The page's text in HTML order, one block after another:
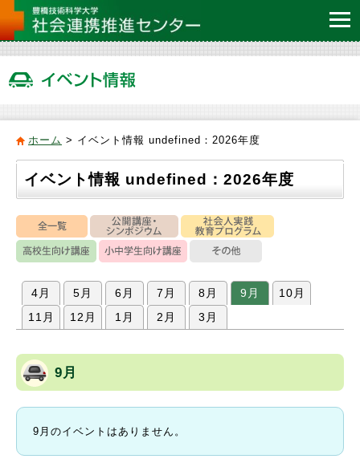
ホーム > イベント情報 undefined：2026年度
イベント情報 undefined：2026年度
4月 5月 6月 7月 8月 9月
10月
11月
12月 1月 2月 3月
9月
9月のイベントはありません。